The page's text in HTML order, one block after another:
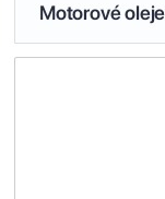
Motorové oleje